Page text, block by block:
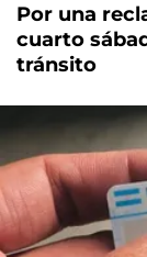
Por una
cuarto
tránsito